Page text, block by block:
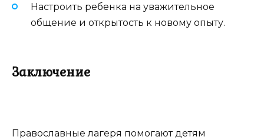
Настроить ребенка на уважительное
общение и открытость к новому опыту.
Заключение
Православные лагеря помогают детям